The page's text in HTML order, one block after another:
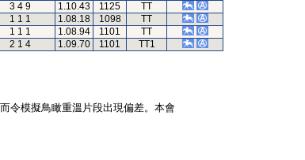
3 4 9 1.10.43 1125
TT
1 1 1 1.08.18 1098
TT
1 1 1 1.08.94 1101
TT
2 1 4 1.09.70 1101 TT1
令模擬鳥瞰重溫片段出現偏差。本會